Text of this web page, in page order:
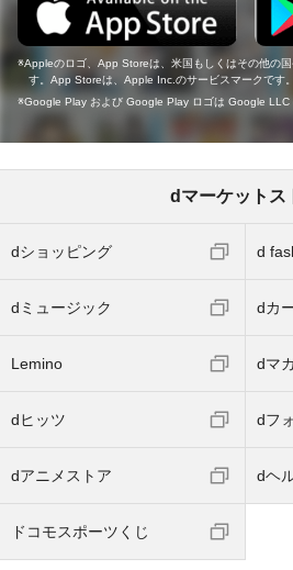
Appleのロゴ、App Storeは、米国もしくはその他の
す。App Storeは、Apple Inc.のサービスマークです。
Google Play および Google Play ロゴは Google LLC
dマーケットス
dショッピング d
dミュージック dカ
Lemino dマ
dヒッツ dフ
dアニメストア dヘ
ドコモスポーツくじ